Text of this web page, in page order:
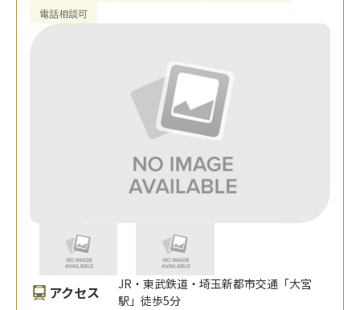
電話相談可
アクセス
JR・東武鉄道・埼玉新都市交通「大宮
駅」徒歩5分